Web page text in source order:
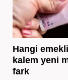
Hangi
kalem yeni
fark